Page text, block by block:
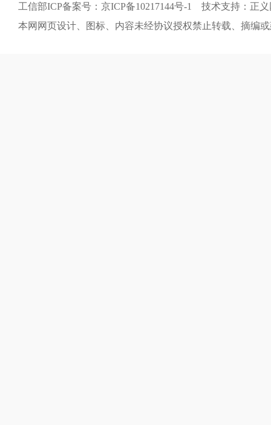
工信部ICP备案号：京ICP备10217144号-1 技术支持：正义
本网网页设计、图标、内容未经协议授权禁止转载、摘编